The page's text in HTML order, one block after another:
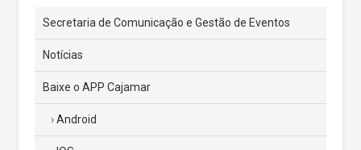
Secretaria de Comunicação e Gestão de Eventos
Notícias
Baixe o APP Cajamar
Android